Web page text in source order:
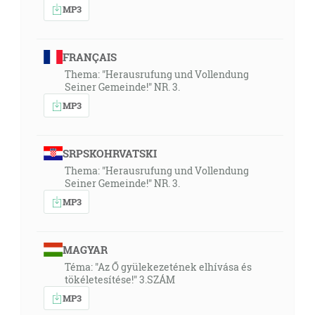
05:45
Pánovo, a uverili všetci, koľko ich bolo odriadených
do večného života. [Sk 13:48]
Vtedy pristúpil Eliáš ku všetkému ľudu a povedal:
Bohom, nasledujme ho, a jestli je ním Bál, iďte za ním!
A ľud mu neodpovedal ani slova. [1Kr 18:21]
vám ja hovorím, sú duch a sú život. [Jn 6:63]
Ako mňa poslal ten živý Otec, a jako ja žijem skrze
Otca, tak i ten, kto mňa jie, bude žiť skrze mňa. [Jn
MP3
FRANÇAIS
Thema: "Herausrufung und Vollendung
Seiner Gemeinde!" NR. 3.
MP3
SRPSKOHRVATSKI
Thema: "Herausrufung und Vollendung
Seiner Gemeinde!" NR. 3.
MP3
MAGYAR
Téma: "Az Ő gyülekezetének elhívása és
tökéletesítése!" 3.SZÁM
MP3